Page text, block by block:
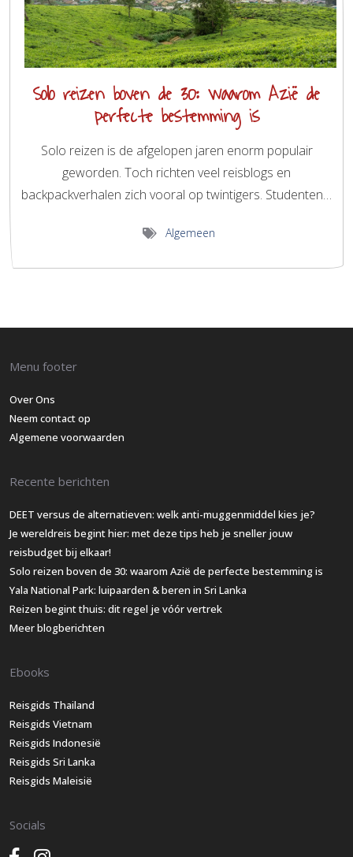
Solo reizen boven de 30: waarom Azië de
perfecte bestemming is
Solo reizen is de afgelopen jaren enorm populair
geworden. Toch richten veel reisblogs en
backpackverhalen zich vooral op twintigers. Studenten…
Algemeen
Menu footer
Over Ons
Neem contact op
Algemene voorwaarden
Recente berichten
DEET versus de alternatieven: welk anti-muggenmiddel kies je?
Je wereldreis begint hier: met deze tips heb je sneller jouw
reisbudget bij elkaar!
Solo reizen boven de 30: waarom Azië de perfecte bestemming is
Yala National Park: luipaarden & beren in Sri Lanka
Reizen begint thuis: dit regel je vóór vertrek
Meer blogberichten
Ebooks
Reisgids Thailand
Reisgids Vietnam
Reisgids Indonesië
Reisgids Sri Lanka
Reisgids Maleisië
Socials